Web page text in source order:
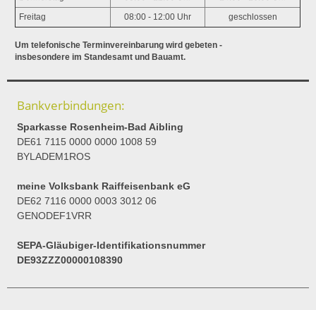
Freitag 08:00 - 12:00 Uhr geschlossen
Um telefonische Terminvereinbarung wird gebeten -
insbesondere im Standesamt und Bauamt.
Bankverbindungen:
Sparkasse Rosenheim-Bad Aibling
DE61 7115 0000 0000 1008 59
BYLADEM1ROS
meine Volksbank Raiffeisenbank eG
DE62 7116 0000 0003 3012 06
GENODEF1VRR
SEPA-Gläubiger-Identifikationsnummer
DE93ZZZ00000108390